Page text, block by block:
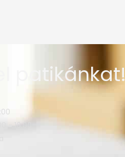
patikánkat!
- 16:00